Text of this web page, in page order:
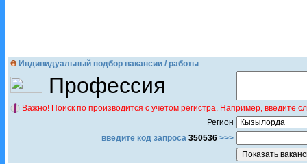
Индивидуальный подбор вакансии / работы
Профессия
Важно! Поиск по производится с учетом регистра. Например,
Регион
введите код запроса 350536 >>>